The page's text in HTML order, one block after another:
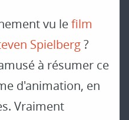
vu lefilm
Spielberg?
à résumer ce
d'animation, en
Vraiment